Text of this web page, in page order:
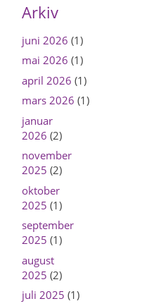
Arkiv
juni 2026 (1)
mai 2026 (1)
april 2026 (1)
mars 2026 (1)
januar
2026 (2)
november
2025 (2)
oktober
2025 (1)
september
2025 (1)
august
2025 (2)
juli 2025 (1)